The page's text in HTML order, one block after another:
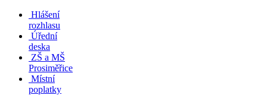
Hlášení
rozhlasu
Úřední
deska
ZŠ a MŠ
Prosiměřice
Místní
poplatky